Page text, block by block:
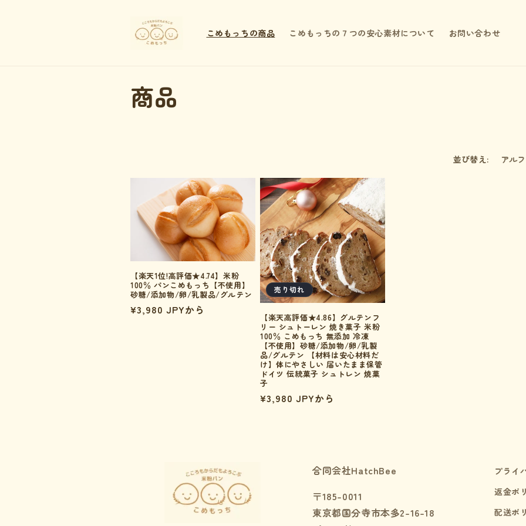
こめもっちの商品 こめもっちの７つの安心素材について お問い合わせ
コ
シ
ョ
ン
:
商品
並び替え:
【楽天1位!高評価★4.74】米粉
100％ パンこめもっち【不使用】
砂糖/添加物/卵/乳製品/グルテン
通
¥3,980 JPYから
売り切れ
【楽天高評価★4.86】グルテンフ
リー シュトーレン 焼き菓子 米粉
100％ こめもっち 無添加 冷凍
【不使用】砂糖/添加物/卵/乳製
品/グルテン 【材料は安心材料だ
け】体にやさしい 届いたまま保管
ドイツ 伝統菓子 シュトレン 焼菓
子
通
¥3,980 JPYから
合同会社HatchBee
〒185-0011
東京都国分寺市本多2-16-18
プライ
返金ポ
配送ポ